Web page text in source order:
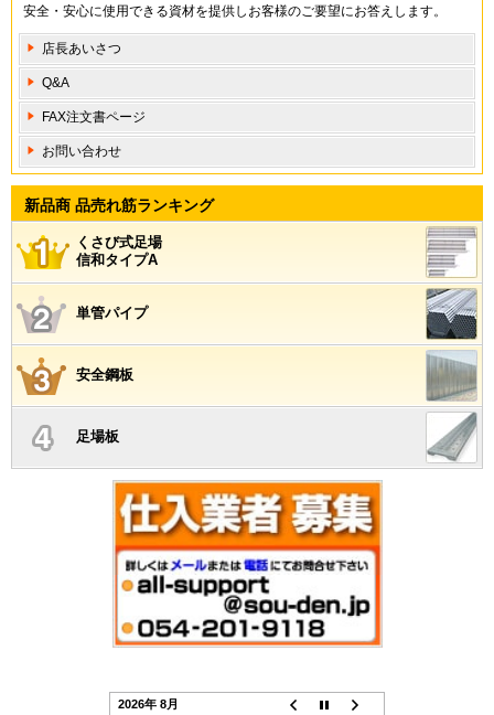
安全・安心に使用できる資材を提供しお客様のご要望にお答えします。
店長あいさつ
Q&A
FAX注文書ページ
お問い合わせ
新品商 品売れ筋ランキング
くさび式足場
信和タイプA
単管パイプ
安全鋼板
足場板
2026年 8月